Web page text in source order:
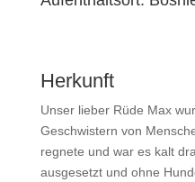
Herkunft
Unser lieber Rüde Max
Geschwistern von
regnete und war es kalt
ausgesetzt und ohne